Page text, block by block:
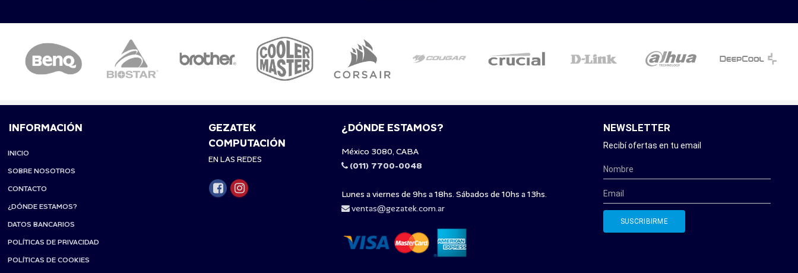
INFORMACIÓN
INICIO
SOBRE NOSOTROS
CONTACTO
¿DÓNDE ESTAMOS?
DATOS BANCARIOS
POLÍTICAS DE PRIVACIDAD
POLÍTICAS DE COOKIES
GEZATEK
COMPUTACIÓN
EN LAS REDES
¿DÓNDE ESTAMOS?
México 3080, CABA
(011) 7700-0048
Lunes a viernes de 9hs a 18hs. Sábados de 10hs a 13hs.
ventas@gezatek.com.ar
NEWSLETTER
Recibí ofertas en tu email